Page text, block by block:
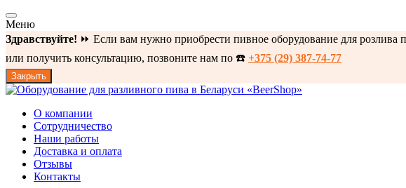
Меню
Здравствуйте! ⏩ Если вам нужно приобрести пивное оборудование для
или получить консультацию, позвоните нам по ☎️ +375 (29) 387-74-77
Закрыть
О компании
Сотрудничество
Наши работы
Доставка и оплата
Отзывы
Контакты